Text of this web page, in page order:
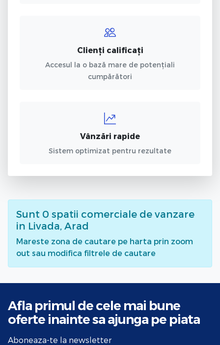
Clienți calificați
Accesul la o bază mare de potențiali
cumpărători
Vânzări rapide
Sistem optimizat pentru rezultate
Sunt 0 spatii comerciale de vanzare
in Livada, Arad
Mareste zona de cautare pe harta prin zoom
out sau modifica filtrele de cautare
Afla primul de cele mai bune
oferte inainte sa ajunga pe piata
Aboneaza-te la newsletter